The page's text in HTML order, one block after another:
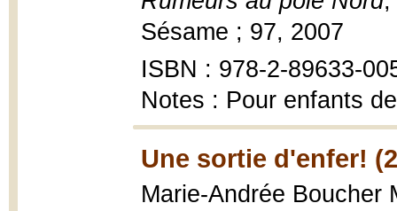
Sésame ; 97, 2007
ISBN : 978-2-89633-
Notes : Pour enfants
Une sortie d'enfer!
Marie-Andrée